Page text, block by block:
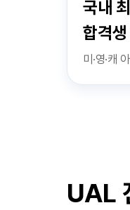
국내
합격
미·영·캐
UAL